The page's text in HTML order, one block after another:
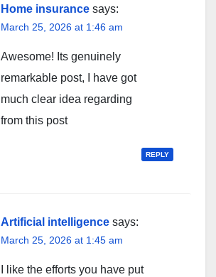
Home insurance says:
March 25, 2026 at 1:46 am
Awesome! Its genuinely
remarkable post, I have got
much clear idea regarding
from this post
REPLY
Artificial intelligence says:
March 25, 2026 at 1:45 am
I like the efforts you have put